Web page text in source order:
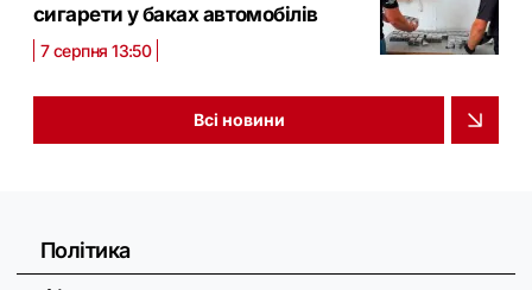
сигарети у баках автомобілів
7 серпня 13:50
Всі новини
Політика